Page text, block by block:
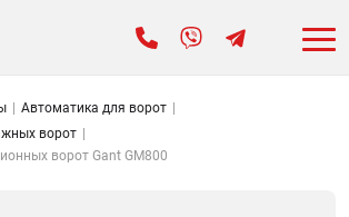
Автоматика для ворот
ворот
ворот Gant GM800